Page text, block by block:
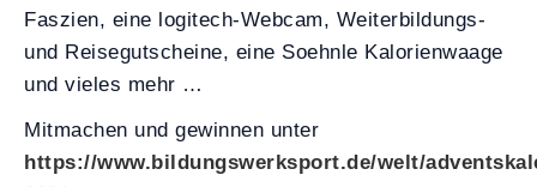
Faszien, eine logitech-Webcam, Weiterbildungs-
und Reisegutscheine, eine Soehnle Kalorienwaage
und vieles mehr …
Mitmachen und gewinnen unter
https://www.bildungswerksport.de/welt/